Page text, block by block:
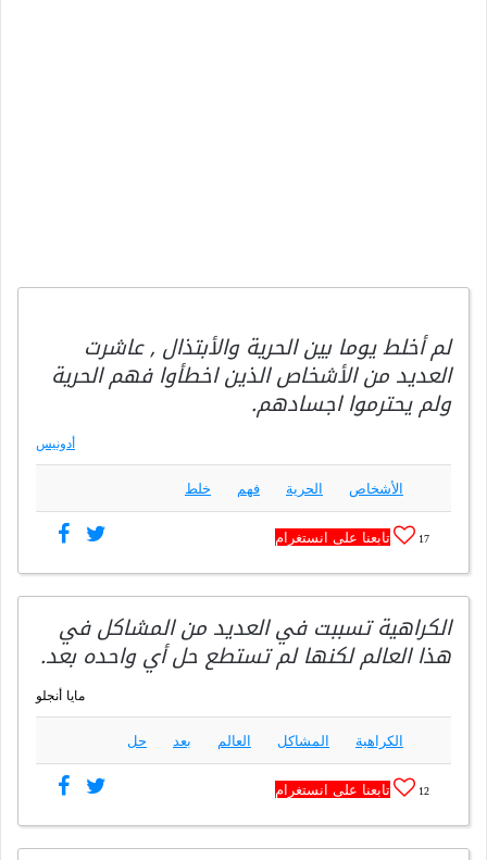
لم أخلط يوما بين الحرية والأبتذال , عاشرت
العديد من الأشخاص الذين اخطأوا فهم الحرية
ولم يحترموا اجسادهم.
أدونيس
الأشخاص الحرية فهم خلط
17 تابعنا على انستغرام
الكراهية تسببت في العديد من المشاكل في
هذا العالم لكنها لم تستطع حل أي واحده بعد.
مايا أنجلو
الكراهية المشاكل العالم بعد حل
12 تابعنا على انستغرام